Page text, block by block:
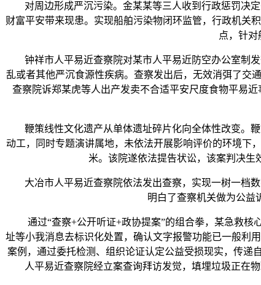
对周边形成严沉污染。金某某等三人收到行政惩罚决定
财富平安带来现患。实现船舶污染物闭环监管，行政机关
点，针对
钟祥市人平易近查察院对某市人平易近防空办公室制发
乱或者其他严沉食源性疾病。查察发出后，无效消弭了交
查察院诉郑某虎等人出产发卖不合适平安尺度食物平易
鞭策线性文化遗产从单体遗址碎片化向全体性改变。鞭
动工，同时专题演讲属地，未依法开展影响评价的环境下
米。该院遂依法提告状讼，该案判决生
大冶市人平易近查察院依法发出查察，实现一树一档数
明白了查察机关做为公益
通过“查察+公开听证+政协提案”的组合拳，某急救核
址等小我消息去标识化处置，确认文字报警功能已一般利
案例，通过委托检测、组织论证认定公益受损现实，传递
人平易近查察院经立案查询拜访发觉，填埋垃圾正在